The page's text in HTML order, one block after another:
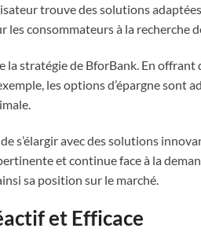
trouve des solutions
consommateurs à la recherche
stratégie de BforBank. En offrant
les options d’épargne sont
de s’élargir avec des solutions
et continue face à la
sa position sur le marché.
et Efficace